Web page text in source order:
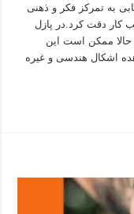
به تمرکز فکر و ذهنی
کار دقت کرد.در پازل
حالا ممکن است این
اشکال هندسی و غیره